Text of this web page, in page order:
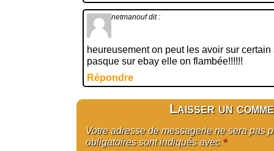
netmanouf dit :
heureusement on peut les avoir sur
pasque sur ebay elle on flambée!!!!!!
Répondre
Laisser un
Votre adresse de messagerie ne sera pas
obligatoires sont indiqués avec *